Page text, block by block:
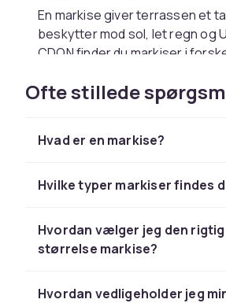
En markise giver terrassen et
beskytter mod sol, let regn og
CDON finder du markiser i
motor fraHillerstorp,Brafabog
En god markise kan sænke
beskygge terrassen. Vælg et
lang levetid.
markiser
Ofte stillede
Hvad er en markise?
Hvilke typer markiser findes
Hvordan vælger jeg den
størrelse markise?
Hvordan vedligeholder jeg